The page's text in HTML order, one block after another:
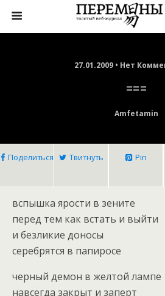
27.01.2009 • Нет
===
Amfetamin
Поделиться Твитнуть Pin
вспышка ярости в зените
перед тем как встать и выйти
и безликие доносы
серебрятся в папиросе
черный демон в желтой лампе
навсегда закрыт и заперт